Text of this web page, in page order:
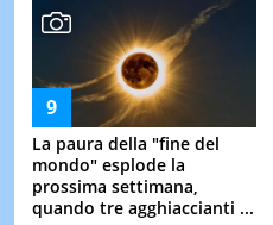
La paura della "fine del
mondo" esplode la
prossima settimana,
quando tre agghiaccianti ...